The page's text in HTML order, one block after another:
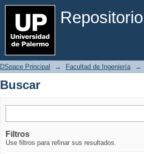
Buscar
DSpace Principal → Facultad de Ingeniería →
Buscar
Filtros
Use filtros para refinar sus resultados.